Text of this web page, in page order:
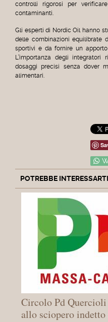
controlli rigorosi per
contaminanti.
Gli esperti di Nordic Oil hanno
delle combinazioni equilibrate
sportivi e da fornire un
L’importanza degli
dosaggi precisi senza dover
alimentari.
POTREBBE
Circolo Pd
allo sciopero